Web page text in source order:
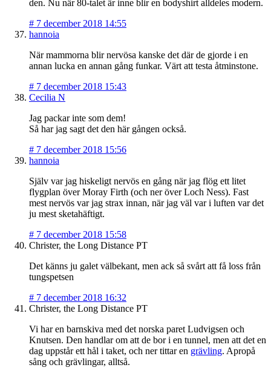
den. Nu när 80-talet är inne blir en bodyshirt alldeles modern.
# 7 december 2018 14:55
hannoia
När mammorna blir nervösa kanske det där de gjorde i en
annan lucka en annan gång funkar. Värt att testa åtminstone.
# 7 december 2018 15:43
Cecilia N
Jag packar inte som dem!
Så har jag sagt det den här gången också.
# 7 december 2018 15:56
hannoia
Själv var jag hiskeligt nervös en gång när jag flög ett litet
flygplan över Moray Firth (och ner över Loch Ness). Fast
mest nervös var jag strax innan, när jag väl var i luften var det
ju mest sketahäftigt.
# 7 december 2018 15:58
Christer, the Long Distance PT
Det känns ju galet välbekant, men ack så svårt att få loss från
tungspetsen
# 7 december 2018 16:32
Christer, the Long Distance PT
Vi har en barnskiva med det norska paret Ludvigsen och
Knutsen. Den handlar om att de bor i en tunnel, men att det en
dag uppstår ett hål i taket, och ner tittar en grävling. Apropå
sång och grävlingar, alltså.